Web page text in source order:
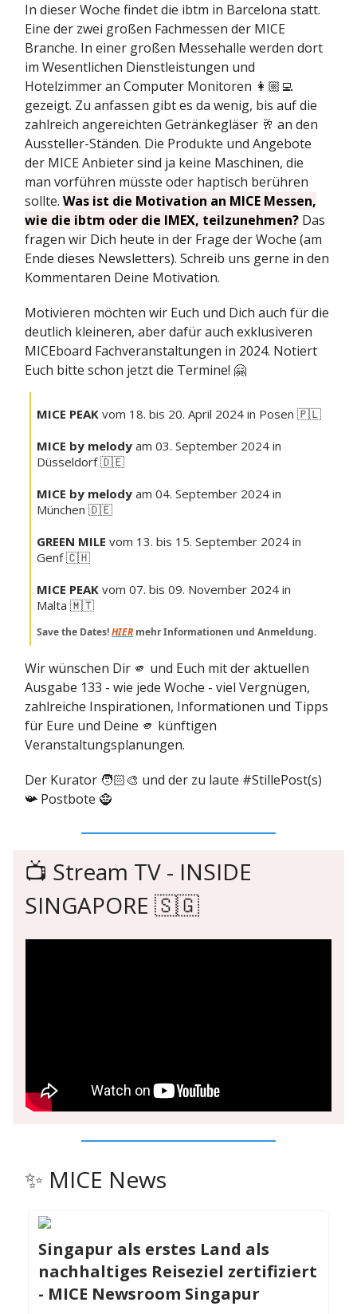
In dieser Woche findet die ibtm in Barcelona statt.
Eine der zwei großen Fachmessen der MICE
Branche. In einer großen Messehalle werden dort
im Wesentlichen Dienstleistungen und
Hotelzimmer an Computer Monitoren 👩🏼‍💻
gezeigt. Zu anfassen gibt es da wenig, bis auf die
zahlreich angereichten Getränkegläser 🥂 an den
Aussteller-Ständen. Die Produkte und Angebote
der MICE Anbieter sind ja keine Maschinen, die
man vorführen müsste oder haptisch berühren
sollte. Was ist die Motivation an MICE Messen,
wie die ibtm oder die IMEX, teilzunehmen? Das
fragen wir Dich heute in der Frage der Woche (am
Ende dieses Newsletters). Schreib uns gerne in den
Kommentaren Deine Motivation.
Motivieren möchten wir Euch und Dich auch für die
deutlich kleineren, aber dafür auch exklusiveren
MICEboard Fachveranstaltungen in 2024. Notiert
Euch bitte schon jetzt die Termine! 🤗
MICE PEAK vom 18. bis 20. April 2024 in Posen 🇵🇱
MICE by melody am 03. September 2024 in
Düsseldorf 🇩🇪
MICE by melody am 04. September 2024 in
München 🇩🇪
GREEN MILE vom 13. bis 15. September 2024 in
Genf 🇨🇭
MICE PEAK vom 07. bis 09. November 2024 in
Malta 🇲🇹
Save the Dates!HIER mehr Informationen und Anmeldung.
Wir wünschen Dir 🫵 und Euch mit der aktuellen
Ausgabe 133 - wie jede Woche - viel Vergnügen,
zahlreiche Inspirationen, Informationen und Tipps
für Eure und Deine 🫵 künftigen
Veranstaltungsplanungen.
Der Kurator 🧑🏻‍🎨 und der zu laute #StillePost(s)
📯 Postbote 🧌
📺️ Stream TV - INSIDE
SINGAPORE 🇸🇬
✨ MICE News
Singapur als erstes Land als
nachhaltiges Reiseziel zertifiziert
- MICE Newsroom Singapur